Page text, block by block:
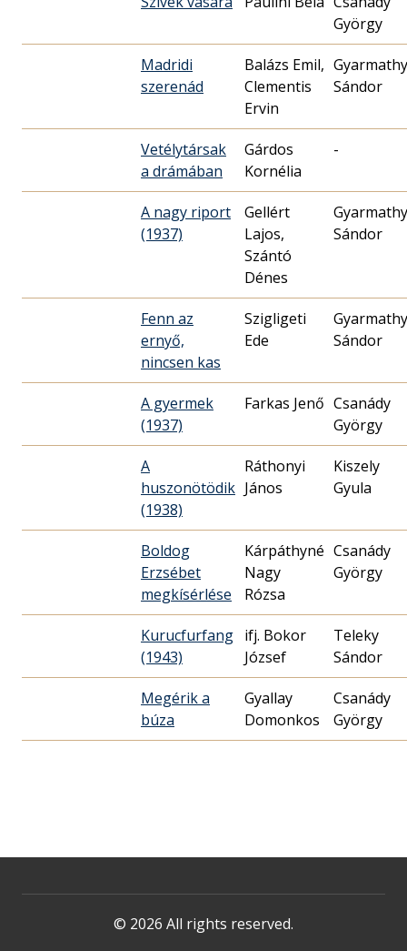
György
Madridi
szerenád
Balázs Emil,
Clementis
Ervin
Gyarmathy
Sándor
Vetélytársak
a drámában
Gárdos
Kornélia
-
A nagy riport
(1937)
Gellért
Lajos,
Szántó
Dénes
Gyarmathy
Sándor
Fenn az
ernyő,
nincsen kas
Szigligeti
Ede
Gyarmathy
Sándor
A gyermek
(1937)
Farkas Jenő Csanády
György
A
huszonötödik
(1938)
Ráthonyi
János
Kiszely
Gyula
Boldog
Erzsébet
megkísérlése
Kárpáthyné
Nagy
Rózsa
Csanády
György
Kurucfurfang
(1943)
ifj. Bokor
József
Teleky
Sándor
Megérik a
búza
Gyallay
Domonkos
Csanády
György
© 2026 All rights reserved.